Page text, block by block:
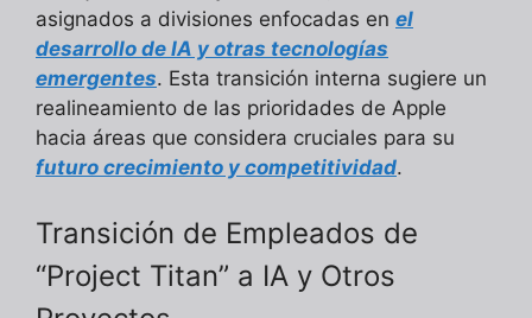
asignados a divisiones enfocadas en el
desarrollo de IA y otras tecnologías
emergentes. Esta transición interna sugiere un
realineamiento de las prioridades de Apple
hacia áreas que considera cruciales para su
futuro crecimiento y competitividad.
Transición de Empleados de
“Project Titan” a IA y Otros